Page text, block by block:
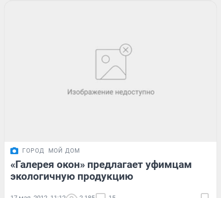
ГОРОД МОЙ ДОМ
«Галерея окон» предлагает уфимцам
экологичную продукцию